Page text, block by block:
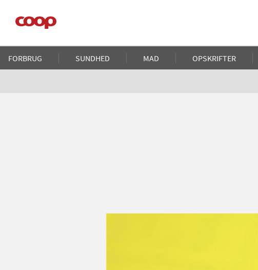
hovedindhold
Main
navigation
FORBRUG SUNDHED MAD OPSKRIFTER
Brødkrumme